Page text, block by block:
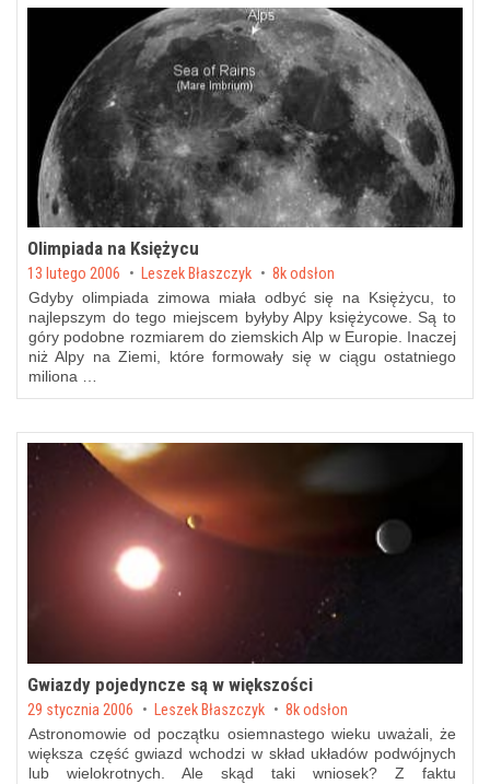
Olimpiada na Księżycu
Posted on
13 lutego 2006 by Leszek Błaszczyk 8k odsłon
Gdyby olimpiada zimowa miała odbyć się na Księżycu, to
najlepszym do tego miejscem byłyby Alpy księżycowe. Są to
góry podobne rozmiarem do ziemskich Alp w Europie. Inaczej
niż Alpy na Ziemi, które formowały się w ciągu ostatniego
miliona …
Gwiazdy pojedyncze są w większości
Posted on
29 stycznia 2006 by Leszek Błaszczyk 8k odsłon
Astronomowie od początku osiemnastego wieku uważali, że
większa część gwiazd wchodzi w skład układów podwójnych
lub wielokrotnych. Ale skąd taki wniosek? Z faktu